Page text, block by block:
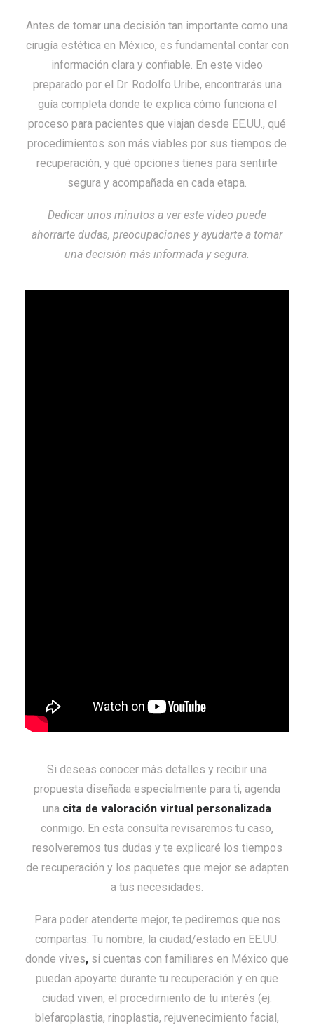
Antes de tomar una decisión tan importante como una
cirugía estética en México, es fundamental contar con
información clara y confiable. En este video
preparado por el Dr. Rodolfo Uribe, encontrarás una
guía completa donde te explica cómo funciona el
proceso para pacientes que viajan desde EE.UU., qué
procedimientos son más viables por sus tiempos de
recuperación, y qué opciones tienes para sentirte
segura y acompañada en cada etapa.
Dedicar unos minutos a ver este video puede
ahorrarte dudas, preocupaciones y ayudarte a tomar
una decisión más informada y segura.
Si deseas conocer más detalles y recibir una
propuesta diseñada especialmente para ti, agenda
una cita de valoración virtual personalizada
conmigo. En esta consulta revisaremos tu caso,
resolveremos tus dudas y te explicaré los tiempos
de recuperación y los paquetes que mejor se adapten
a tus necesidades.
Para poder atenderte mejor, te pediremos que nos
compartas: Tu nombre, la ciudad/estado en EE.UU.
donde vives, si cuentas con familiares en México que
puedan apoyarte durante tu recuperación y en que
ciudad viven, el procedimiento de tu interés (ej.
blefaroplastia, rinoplastia, rejuvenecimiento facial,